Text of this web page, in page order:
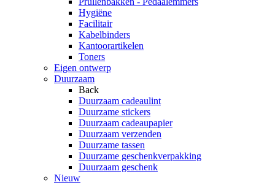
Hygiëne
Facilitair
Kabelbinders
Kantoorartikelen
Toners
Eigen ontwerp
Duurzaam
Back
Duurzaam cadeaulint
Duurzame stickers
Duurzaam cadeaupapier
Duurzaam verzenden
Duurzame tassen
Duurzame geschenkverpakking
Duurzaam geschenk
Nieuw